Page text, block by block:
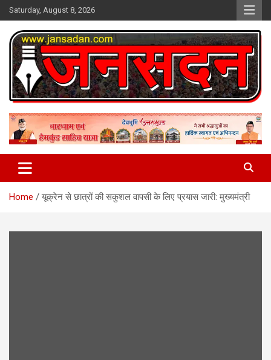
Skip
to
content
Saturday, August 8, 2026
Jan Sadan
Home यूक्रेन से छात्रों की सकुशल वापसी के लिए प्रयास जारी: मुख्यमंत्री